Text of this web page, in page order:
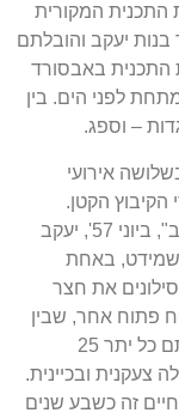
התכנית המקורית
יעקב והובלתם
התכנית באבסורד
לפני הים. בין
– וספג.
אירועי
הקיבוץ הקטן.
", ביוני
יעקב
, באחת
את חצר
פתוח אחר, שבין
כל יתר
צעקנית ובכיינית.
זה כשבע שנים